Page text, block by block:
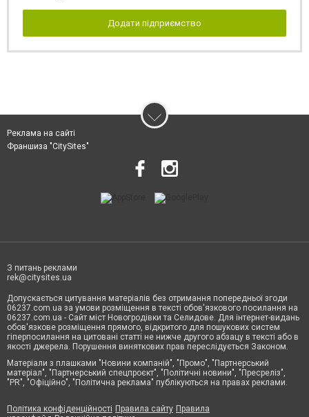
Додати підприємство
Реклама на сайті
Франшиза "CitySites"
З питань реклами
rek@citysites.ua
Допускається цитування матеріалів без отримання попередньої згоди
06237.com.ua за умови розміщення в тексті обов'язкового посилання на
06237.com.ua - Сайт міст Новогродівки та Селидове. Для інтернет-видань
обов'язкове розміщення прямого, відкритого для пошукових систем
гіперпосилання на цитовані статті не нижче другого абзацу в тексті або в
якості джерела. Порушення виняткових прав переслідується Законом.
Матеріали з плашками "Новини компаній", "Промо", "Партнерський
матеріал", "Партнерський спецпроєкт", "Політичні новини", "Пресреліз",
"PR", "Офіційно", "Політична реклама" публікуються на правах реклами.
Політика конфіденційності Правила сайту Правила